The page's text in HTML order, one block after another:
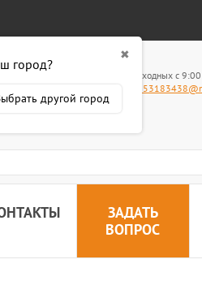
✖
город?
другой город
Работаем без выходных с
ЗАДАТЬ
ВОПРОС